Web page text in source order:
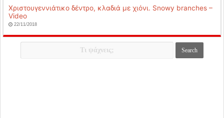
Χριστουγεννιάτικο δέντρο, κλαδιά με χιόνι. Snowy branches –
Video
22/11/2018